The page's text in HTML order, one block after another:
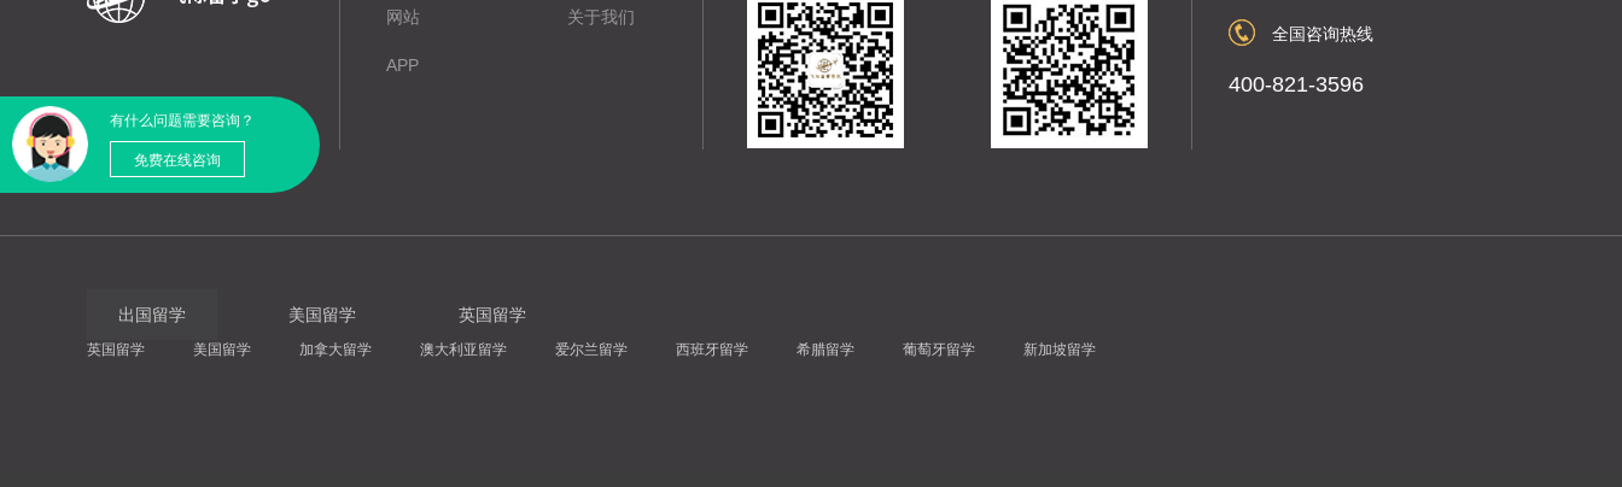
有什么问题需要咨询？
免费在线咨询
网站
APP
关于我们
全国咨询热线
400-821-3596
出国留学 美国留学 英国留学
英国留学 美国留学 加拿大留学 澳大利亚留学 爱尔兰留学 西班牙留学 希腊留学 葡萄牙留学 新加坡留学